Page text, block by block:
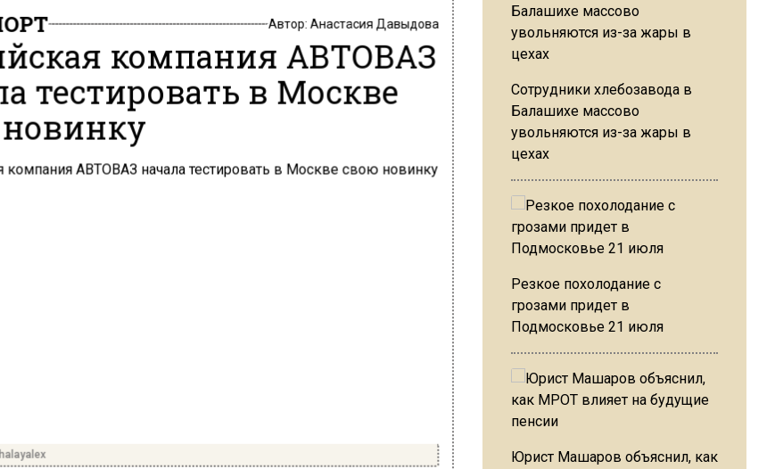
Автор: Анастасия Давыдова
компания АВТОВАЗ
тестировать в Москве
Сотрудники хлебозавода в
Балашихе массово
увольняются из-за жары в
цехах
Резкое похолодание с
грозами придет в
Подмосковье 21 июля
Юрист Машаров объяснил, как